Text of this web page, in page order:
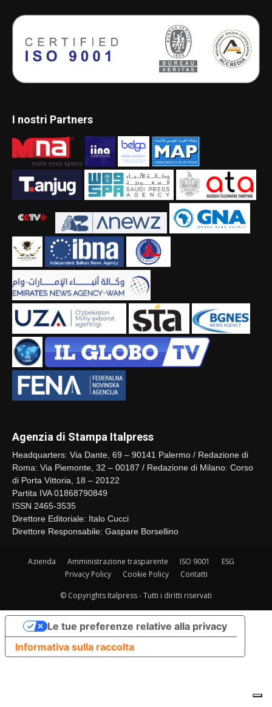
I nostri Partners
Agenzia di Stampa Italpress
Headquarters: Via Dante, 69 – 90141 Palermo / Redazione di
Roma: Via Piemonte, 32 – 00187 / Redazione di Milano: Corso
di Porta Vittoria, 18 – 20122
Partita IVA 01868790849
ISSN 2465-3535
Direttore Editoriale: Italo Cucci
Direttore Responsabile: Gaspare Borsellino
Azienda Amministrazione trasparente ISO 9001
ESG
Privacy Policy
Cookie Policy Contatti
© Copyrights Italpress - Tutti i diritti riservati
Informativa sulla raccolta
Le tue preferenze relative alla privacy